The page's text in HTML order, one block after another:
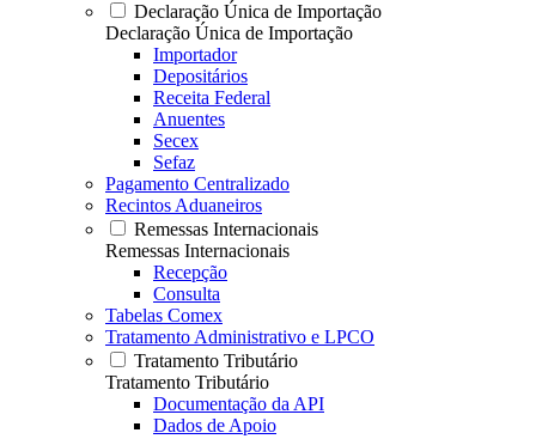
Declaração Única de Importação
Declaração Única de Importação
Importador
Depositários
Receita Federal
Anuentes
Secex
Sefaz
Pagamento Centralizado
Recintos Aduaneiros
Remessas Internacionais
Remessas Internacionais
Recepção
Consulta
Tabelas Comex
Tratamento Administrativo e LPCO
Tratamento Tributário
Tratamento Tributário
Documentação da API
Dados de Apoio